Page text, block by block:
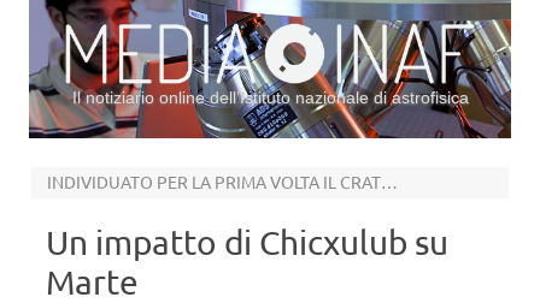
Il notiziario online dell’Istituto nazionale di astrofisica
INDIVIDUATO PER LA PRIMA VOLTA IL CRATERE RESPONSABILE DI UNO TSUNAMI MARZIANO
Un impatto di Chicxulub su
Marte